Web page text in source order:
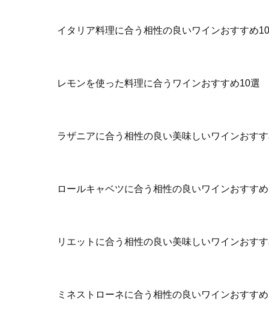
イタリア料理に合う相性の良いワインおすすめ
レモンを使った料理に合うワインおすすめ10選
ラザニアに合う相性の良い美味しいワインおす
ロールキャベツに合う相性の良いワインおすす
リエットに合う相性の良い美味しいワインおす
ミネストローネに合う相性の良いワインおすす